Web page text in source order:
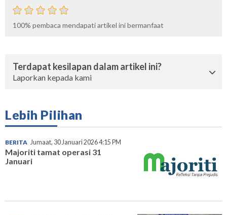
100% pembaca mendapati artikel ini bermanfaat
Terdapat kesilapan dalam artikel ini?
Laporkan kepada kami
Lebih Pilihan
BERITA Jumaat, 30 Januari 2026 4:15 PM
Majoriti tamat operasi 31
Januari